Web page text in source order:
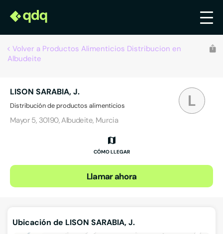
Volver a Productos Alimenticios Distribucion en
Albudeite
L
LISON SARABIA, J.
Distribución de productos alimenticios
Mayor 5, 30190, Albudeite, Murcia
CÓMO LLEGAR
Llamar ahora
Ubicación de LISON SARABIA, J.